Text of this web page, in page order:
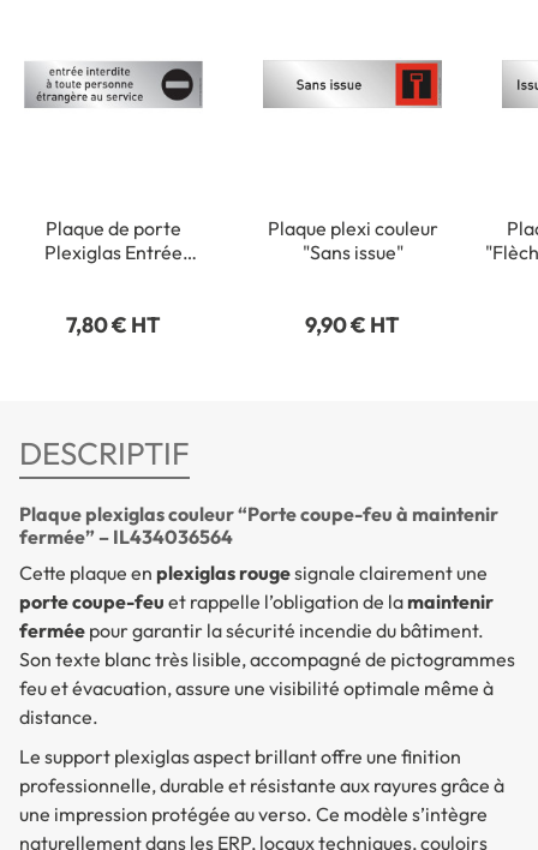
Plaque de porte
Plexiglas Entrée
service - Classique
7,80 € HT
Plaque plexi couleur
"Sans issue"
9,90 € HT
DESCRIPTIF
Plaque plexiglas couleur “Porte coupe-feu à maintenir
fermée” – IL434036564
Cette plaque en plexiglas rougesignale clairement une
porte coupe-feu et rappelle l’obligation de lamaintenir
fermée pour garantir la sécurité incendie du bâtiment.
Son texte blanc très lisible, accompagné de pictogrammes
feu et évacuation, assure une visibilité optimale même à
distance.
Le support plexiglas aspect brillant offre une finition
professionnelle, durable et résistante aux rayures grâce à
une impression protégée au verso. Ce modèle s’intègre
naturellement dans les ERP, locaux techniques, couloirs